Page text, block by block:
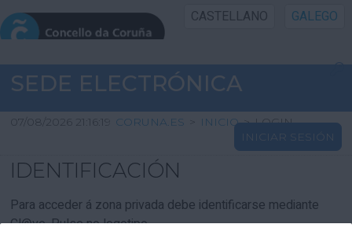
CASTELLANO GALEGO
INICIO SEDE
INICIO
INFORMACIÓN PÚBLICA
CARTAFOL CIDADÁN
SEDE ELECTRÓNICA
07/08/2026 21:16:19 CORUNA.ES > INICIO > LOGIN
INICIAR SESIÓN
IDENTIFICACIÓN
Para acceder á zona privada debe identificarse mediante
Cl@ve. Pulse no logotipo